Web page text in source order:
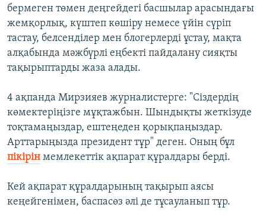
бермеген төмен деңгейдегі басшылар арасындағы
жемқорлық, күштеп көшіру немесе үйін сүріп
тастау, белсенділер мен блогерлерді ұстау, мақта
алқабында мәжбүрлі еңбекті пайдалану сияқты
тақырыптарды жаза алады.
4 ақпанда Мирзияев журналистерге: "Сіздердің
көмектеріңізге мұқтажбын. Шындықты жеткізуде
тоқтамаңыздар, ештеңеден қорықпаңыздар.
Арттарыңызда президент тұр" деген. Оның бұл
пікірін мемлекеттік ақпарат құралдары берді.
Кей ақпарат құралдарының тақырып аясы
кеңейгенімен, баспасөз әлі де тұсауланып тұр.